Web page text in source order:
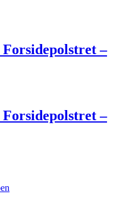
Forsidepolstret –
Forsidepolstret –